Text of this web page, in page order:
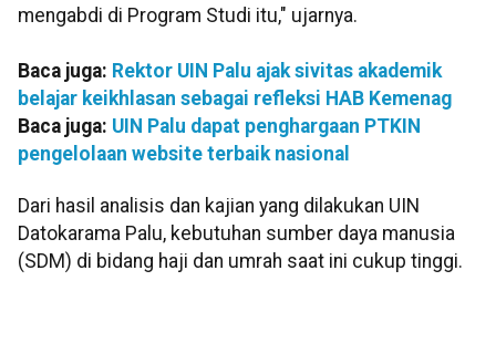
mengabdi di Program Studi itu," ujarnya.
Baca juga: Rektor UIN Palu ajak sivitas akademik
belajar keikhlasan sebagai refleksi HAB Kemenag
Baca juga: UIN Palu dapat penghargaan PTKIN
pengelolaan website terbaik nasional
Dari hasil analisis dan kajian yang dilakukan UIN
Datokarama Palu, kebutuhan sumber daya manusia
(SDM) di bidang haji dan umrah saat ini cukup tinggi.